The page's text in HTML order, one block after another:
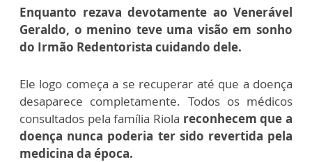
Enquanto rezava devotamente ao Venerável
Geraldo, o menino teve uma visão em sonho
do Irmão Redentorista cuidando dele.
Ele logo começa a se recuperar até que a doença
desaparece completamente. Todos os médicos
consultados pela família Riola reconhecem que a
doença nunca poderia ter sido revertida pela
medicina da época.